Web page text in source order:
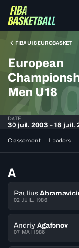
FIBA U18 EUROBASKET
European
Men U18
DATE
30 juil. 2003 - 18 juil.
Classement Leaders
A
Paulius
02 JUIL. 1986
Andriy Agafonov
07 MAI 1986